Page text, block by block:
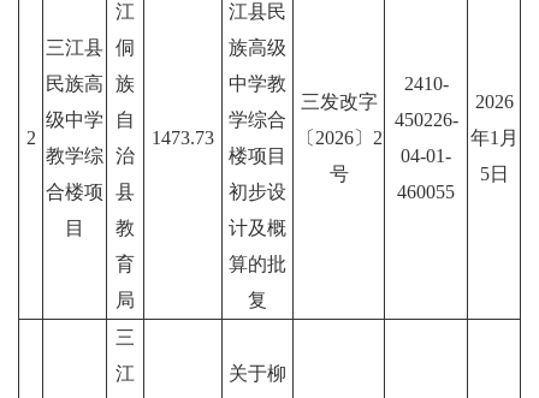
2
三江县
民族高
级中学
教学综
合楼项
目
江
侗
族
自
治
县
教
育
局
1473.73
江县民
族高级
中学教
学综合
楼项目
初步设
计及概
算的批
复
三发改字
〔2026〕2
号
2410-
450226-
04-01-
460055
2026
年1月
5日
三
江
关于柳